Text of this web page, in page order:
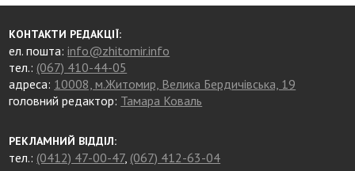
КОНТАКТИ РЕДАКЦІЇ:
ел. пошта:info@zhitomir.info
тел.: (067) 410-44-05
адреса: 10008, м.Житомир, Велика Бердичівська, 19
головний редактор: Тамара Коваль
РЕКЛАМНИЙ ВІДДІЛ:
тел.: (0412) 47-00-47, (067) 412-63-04